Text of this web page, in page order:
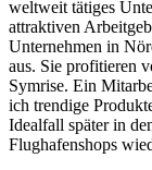
weltweit tätiges
attraktiven
Unternehmen in
aus. Sie profitieren
Symrise. Ein
ich trendige
Idealfall später in
Flughafenshops